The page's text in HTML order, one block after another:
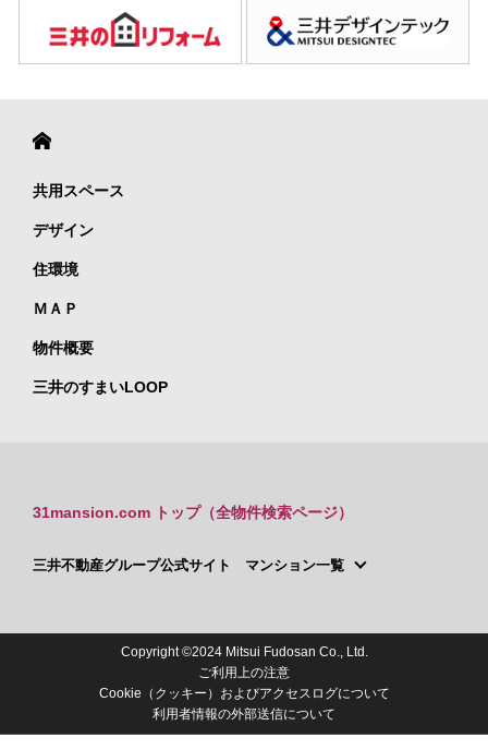
共用スペース
デザイン
住環境
ＭＡＰ
物件概要
三井のすまいLOOP
31mansion.com トップ（全物件検索ページ）
三井不動産グループ公式サイト マンション一覧
Copyright ©2024 Mitsui Fudosan Co., Ltd.
ご利用上の注意
Cookie（クッキー）およびアクセスログについて
利用者情報の外部送信について